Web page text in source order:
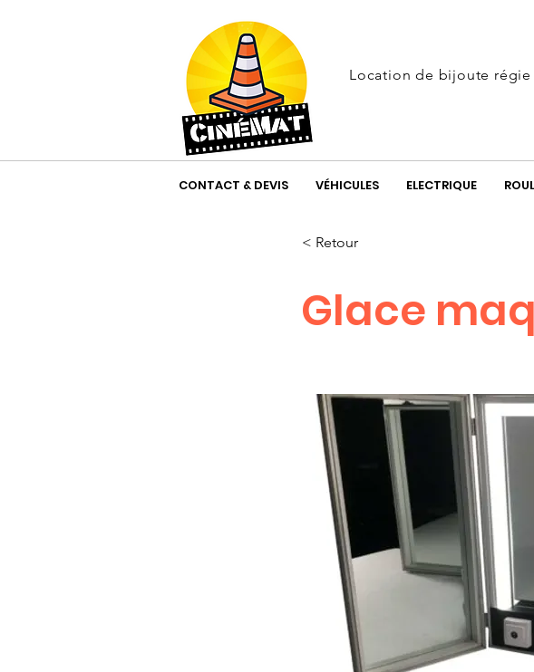
Location de bijoute
CONTACT & DEVIS VÉHICULES ELECTRIQUE
< Retour
Glace